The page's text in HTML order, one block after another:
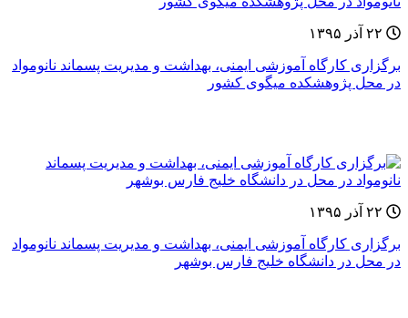
برگزاری کارگاه آموزشی ایمنی، بهداشت و مدیریت پسماند نانومواد
در محل پژوهشکده میگوی کشور
برگزاری کارگاه آموزشی ایمنی، بهداشت و مدیریت پسماند نانومواد
در محل در دانشگاه خلیج فارس بوشهر